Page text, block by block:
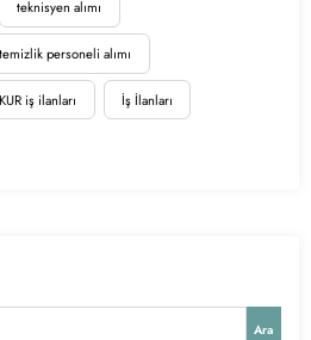
teknisyen alımı
temizlik personeli alımı
iş ilanları İş İlanları
Ara